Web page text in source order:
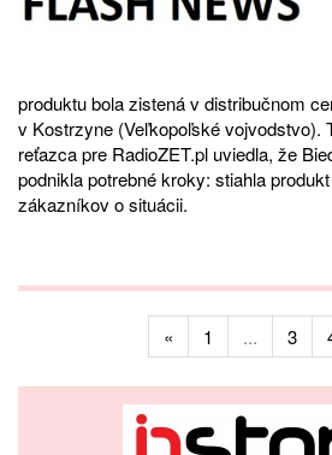
produktu bola zistená v distribučnom
v Kostrzyne (Veľkopoľské vojvodstvo).
reťazca pre RadioZET.pl uviedla, že
podnikla potrebné kroky: stiahla
zákazníkov o situácii.
« 1 ... 3